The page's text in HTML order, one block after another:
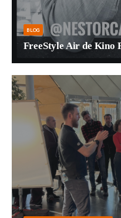
BLOG
FreeStyle Air de Kino